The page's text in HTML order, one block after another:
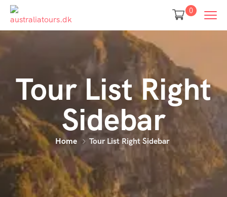
0
Tour List Right
Sidebar
Home Tour List Right Sidebar